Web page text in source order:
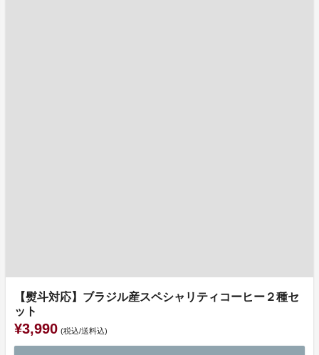
【熨斗対応】ブラジル産スペシャリティコーヒー２種セ
ット
¥3,990 (税込/送料込)